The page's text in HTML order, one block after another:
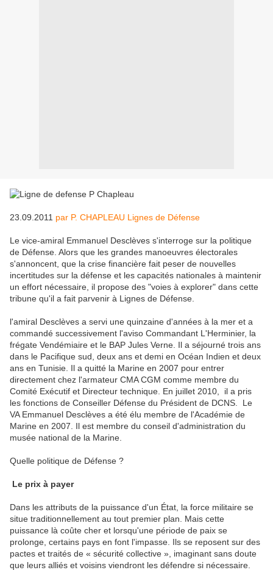
23.09.2011 par P. CHAPLEAU Lignes de Défense
Le vice-amiral Emmanuel Desclèves s'interroge sur la politique
de Défense. Alors que les grandes manoeuvres électorales
s'annoncent, que la crise financière fait peser de nouvelles
incertitudes sur la défense et les capacités nationales à maintenir
un effort nécessaire, il propose des "voies à explorer" dans cette
tribune qu'il a fait parvenir à Lignes de Défense.
l'amiral Desclèves a servi une quinzaine d'années à la mer et a
commandé successivement l'aviso Commandant L'Herminier, la
frégate Vendémiaire et le BAP Jules Verne. Il a séjourné trois ans
dans le Pacifique sud, deux ans et demi en Océan Indien et deux
ans en Tunisie. Il a quitté la Marine en 2007 pour entrer
directement chez l'armateur CMA CGM comme membre du
Comité Exécutif et Directeur technique. En juillet 2010, il a pris
les fonctions de Conseiller Défense du Président de DCNS. Le
VA Emmanuel Desclèves a été élu membre de l'Académie de
Marine en 2007. Il est membre du conseil d'administration du
musée national de la Marine.
Quelle politique de Défense ?
Le prix à payer
Dans les attributs de la puissance d'un État, la force militaire se
situe traditionnellement au tout premier plan. Mais cette
puissance là coûte cher et lorsqu'une période de paix se
prolonge, certains pays en font l'impasse. Ils se reposent sur des
pactes et traités de « sécurité collective », imaginant sans doute
que leurs alliés et voisins viendront les défendre si nécessaire.